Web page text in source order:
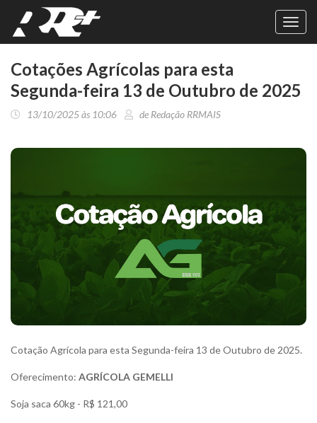
Cotações Agrícolas para esta
Segunda-feira 13 de Outubro de 2025
13/10/2025 às 10:06 de Redação RRMAIS
Cotação Agrícola para esta Segunda-feira 13 de Outubro de 2025.
Oferecimento: AGRÍCOLA GEMELLI
Soja saca 60kg - R$ 121,00